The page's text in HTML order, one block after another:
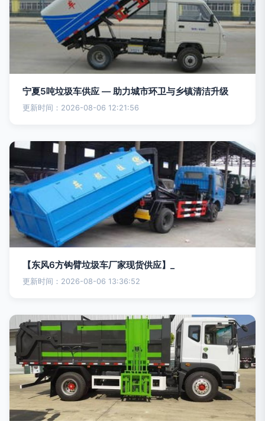
宁夏5吨垃圾车供应 — 助力城市环卫与乡镇清洁升级
更新时间：2026-08-06 12:21:56
【东风6方钩臂垃圾车厂家现货供应】_
更新时间：2026-08-06 13:36:52